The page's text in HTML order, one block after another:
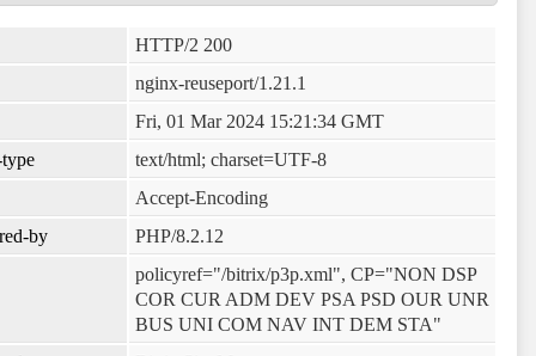
HTTP/2 200
nginx-reuseport/1.21.1
Fri, 01 Mar 2024 15:21:34 GMT
text/html; charset=UTF-8
Accept-Encoding
by
PHP/8.2.12
policyref="/bitrix/p3p.xml", CP="NON DSP
COR CUR ADM DEV PSA PSD OUR UNR
BUS UNI COM NAV INT DEM STA"